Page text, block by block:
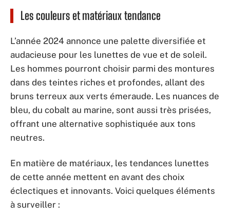
Les couleurs et matériaux tendance
L’année 2024 annonce une palette diversifiée et
audacieuse pour les lunettes de vue et de soleil.
Les hommes pourront choisir parmi des montures
dans des teintes riches et profondes, allant des
bruns terreux aux verts émeraude. Les nuances de
bleu, du cobalt au marine, sont aussi très prisées,
offrant une alternative sophistiquée aux tons
neutres.
En matière de matériaux, les tendances lunettes
de cette année mettent en avant des choix
éclectiques et innovants. Voici quelques éléments
à surveiller :